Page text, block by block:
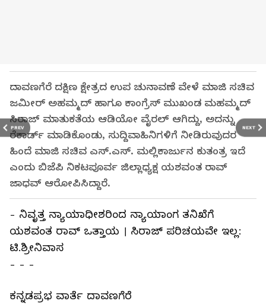
PREV NEXT
ದಾವಣಗೆರೆ ದಕ್ಷಿಣ ಕ್ಷೇತ್ರದ ಉಪ ಚುನಾವಣೆ ವೇಳೆ ಮಾಜಿ ಸಚಿವ
ಜಮೀರ್ ಅಹಮ್ಮದ್‌ ಹಾಗೂ ಕಾಂಗ್ರೆಸ್ ಮುಖಂಡ ಮಹಮ್ಮದ್
ಸಿರಾಜ್‌ ಮಾತುಕತೆಯ ಆಡಿಯೋ ವೈರಲ್ ಆಗಿದ್ದು, ಅದನ್ನು
ರೆಕಾರ್ಡ್ ಮಾಡಿಕೊಂಡು, ಸುದ್ದಿವಾಹಿನಿಗಳಿಗೆ ನೀಡಿರುವುದರ
ಹಿಂದೆ ಮಾಜಿ ಸಚಿವ ಎಸ್.ಎಸ್. ಮಲ್ಲಿಕಾರ್ಜುನ ಕುತಂತ್ರ ಇದೆ
ಎಂದು ಬಿಜೆಪಿ ನಿಕಟಪೂರ್ವ ಜಿಲ್ಲಾಧ್ಯಕ್ಷ ಯಶವಂತ ರಾವ್
ಜಾಧವ್ ಆರೋಪಿಸಿದ್ದಾರೆ.
- ನಿವೃತ್ತ ನ್ಯಾಯಾಧೀಶರಿಂದ ನ್ಯಾಯಾಂಗ ತನಿಖೆಗೆ
ಯಶವಂತ ರಾವ್ ಒತ್ತಾಯ । ಸಿರಾಜ್‌ ಪರಿಚಯವೇ ಇಲ್ಲ:
ಟಿ.ಶ್ರೀನಿವಾಸ
- - -
ಕನ್ನಡಪ್ರಭ ವಾರ್ತೆ ದಾವಣಗೆರೆ